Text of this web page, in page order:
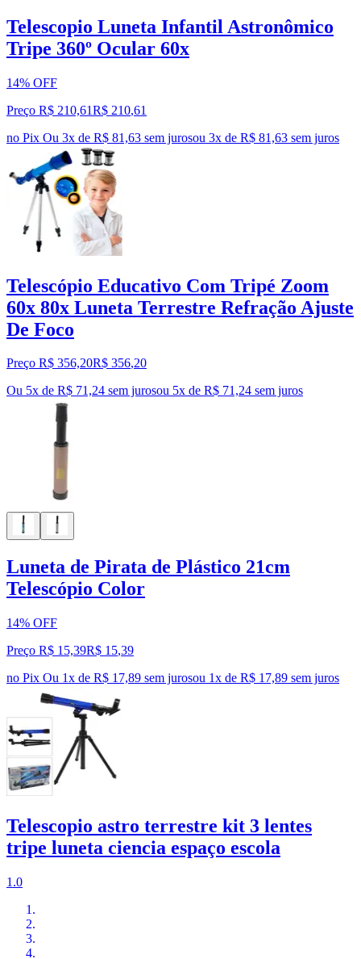
Telescopio Luneta Infantil Astronômico
Tripe 360º Ocular 60x
14% OFF
Preço R$ 210,61R$ 210,61
no Pix Ou 3x de R$ 81,63 sem jurosou 3x de R$ 81,63 sem juros
Telescópio Educativo Com Tripé Zoom
60x 80x Luneta Terrestre Refração Ajuste
De Foco
Preço R$ 356,20R$ 356,20
Ou 5x de R$ 71,24 sem jurosou 5x de R$ 71,24 sem juros
Luneta de Pirata de Plástico 21cm
Telescópio Color
14% OFF
Preço R$ 15,39R$ 15,39
no Pix Ou 1x de R$ 17,89 sem jurosou 1x de R$ 17,89 sem juros
Telescopio astro terrestre kit 3 lentes
tripe luneta ciencia espaço escola
1.0